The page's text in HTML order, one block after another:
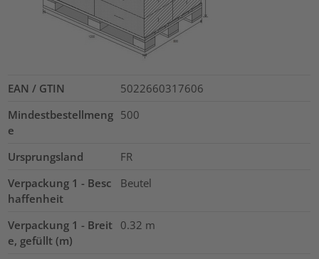
EAN / GTIN
5022660317606
Mindestbestellmeng
e
500
Ursprungsland
FR
Verpackung 1 - Besc
haffenheit
Beutel
Verpackung 1 - Breit
e, gefüllt (m)
0.32 m